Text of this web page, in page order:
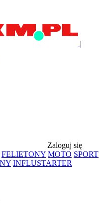
|
Zaloguj się
FELIETONY MOTO SPORT
INFLUSTARTER